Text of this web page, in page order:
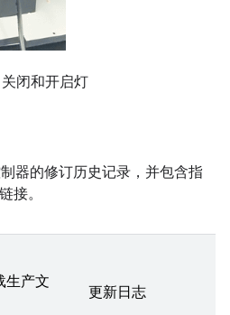
闭和开启灯
器的修订历史记录，并包含指
接。
生产文
更新日志